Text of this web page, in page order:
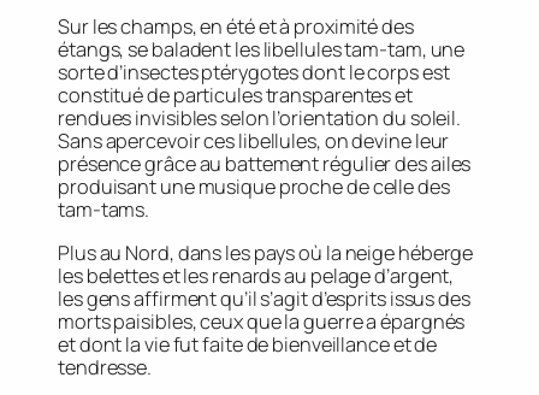
Sur les champs, en été et à proximité des
étangs, se baladent les libellules tam-tam, une
sorte d’insectes ptérygotes dont le corps est
constitué de particules transparentes et
rendues invisibles selon l’orientation du soleil.
Sans apercevoir ces libellules, on devine leur
présence grâce au battement régulier des ailes
produisant une musique proche de celle des
tam-tams.
Plus au Nord, dans les pays où la neige héberge
les belettes et les renards au pelage d’argent,
les gens affirment qu’il s’agit d’esprits issus des
morts paisibles, ceux que la guerre a épargnés
et dont la vie fut faite de bienveillance et de
tendresse.